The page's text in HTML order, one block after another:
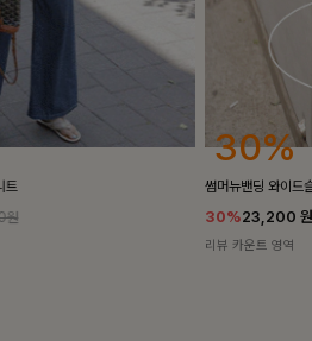
30%
썸머뉴밴딩 와이드슬랙스[S,M,L사이즈]
33,100원